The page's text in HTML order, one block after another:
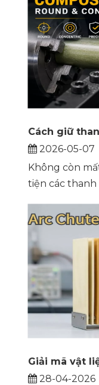
2026-05-07
Không còn
tiện các thanh
28-04-2026